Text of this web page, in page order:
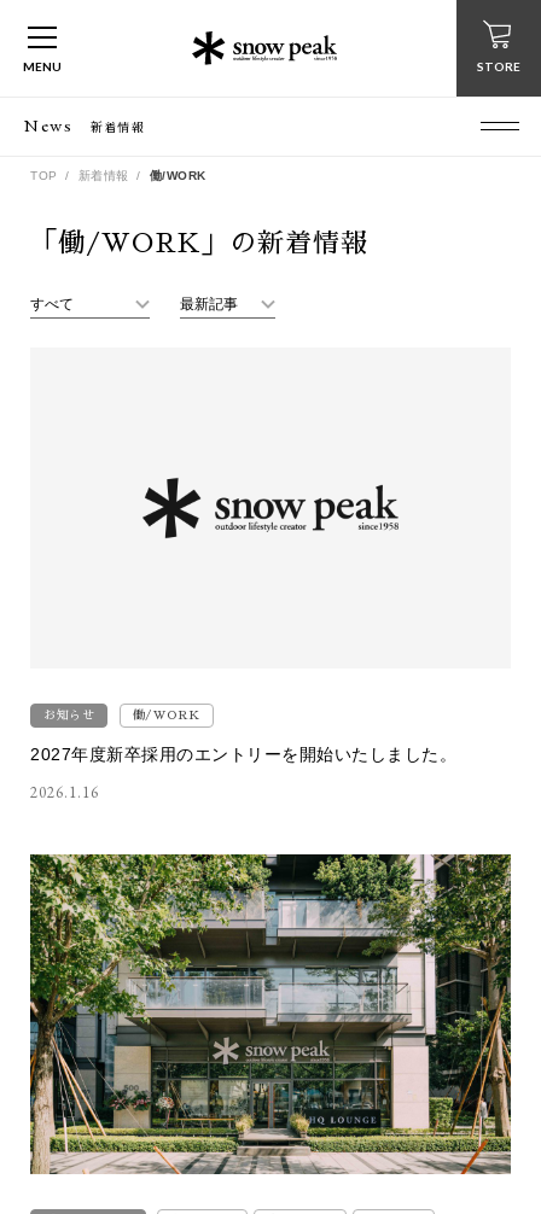
MENU STORE
News 新着情報
TOP 新着情報 働/WORK
「働/WORK」の新着情報
お知らせ 働/WORK
2027年度新卒採用のエントリーを開始いたしました。
2026.1.16